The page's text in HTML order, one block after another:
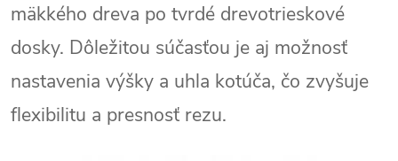
mäkkého dreva po tvrdé drevotrieskové
dosky. Dôležitou súčasťou je aj možnosť
nastavenia výšky a uhla kotúča, čo zvyšuje
flexibilitu a presnosť rezu.